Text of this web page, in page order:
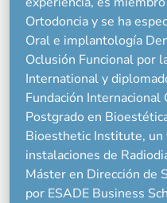
Ortodoncia y se ha
Oral e implantología
Oclusión Funcional por
International y
Fundación
Postgrado en
Bioesthetic Institute,
instalaciones de
Máster en Dirección de
por ESADE Business